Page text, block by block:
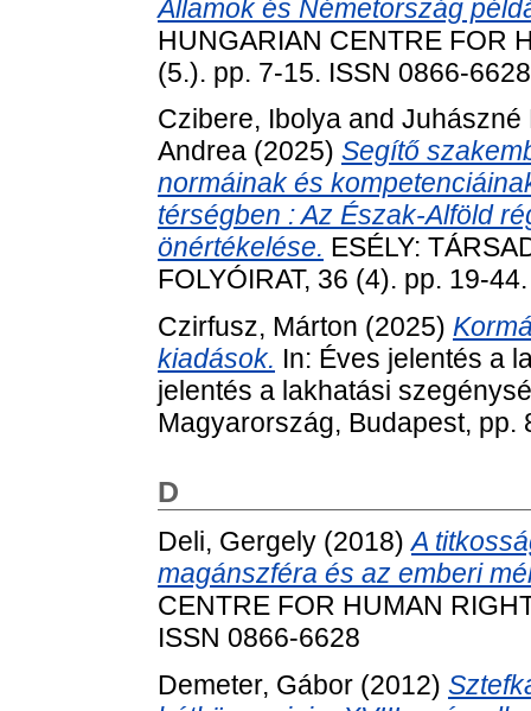
Államok és Németország
HUNGARIAN CENTRE FOR
(5.). pp. 7-15. ISSN 0866-6628
Czibere, Ibolya and Juhászné
Andrea (2025) Segítő
normáinak és
térségben : Az Észak-Alföld
önértékelése. ESÉLY:
FOLYÓIRAT, 36 (4). pp. 19-
Czirfusz, Márton (2025)
kiadások. In: Éves jelentés a
jelentés a lakhatási
Magyarország, Budapest, pp.
D
Deli, Gergely (2018)A
magánszféra és az emberi
CENTRE FOR HUMAN
ISSN 0866-6628
Demeter, Gábor (2012)